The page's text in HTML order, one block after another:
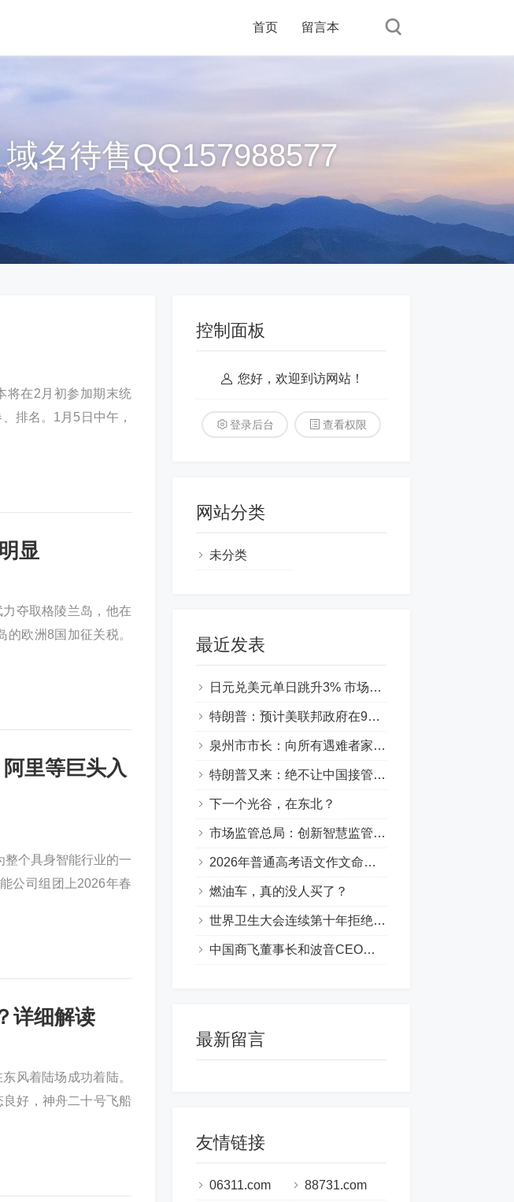
首页 留言本
名待售QQ157988577
在2月初参加期末统
排名。1月5日中午，
显
夺取格陵兰岛，他在
欧洲8国加征关税。
里等巨头入
个具身智能行业的一
公司组团上2026年春
详细解读
风着陆场成功着陆。
好，神舟二十号飞船
控制面板
您好，欢迎到访网站！
登录后台 查看权限
网站分类
未分类
最近发表
日元兑美元单日跳升3% 市场猜测日本当局或实施汇率干预
特朗普：预计美联邦政府在9月将出现“停摆”
泉州市市长：向所有遇难者家属、向全社会诚恳道歉
特朗普又来：绝不让中国接管巴拿马运河
下一个光谷，在东北？
市场监管总局：创新智慧监管模式 严查线上虚假门店
2026年普通高考语文作文命题思路→
燃油车，真的没人买了？
世界卫生大会连续第十年拒绝涉台提案
中国商飞董事长和波音CEO坐到了同一张饭桌上
最新留言
友情链接
06311.com 88731.com